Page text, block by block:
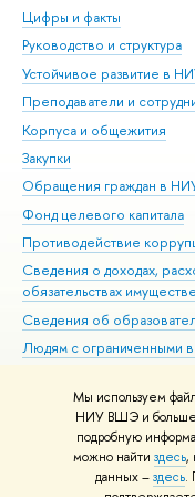
Мы используем
НИУ ВШЭ и
подробную
можно найти здесь,
данных –здесь.
Цифры и факты
Руководство и структура
Устойчивое развитие в
Преподаватели и
Корпуса и общежития
Закупки
Обращения граждан в
Фонд целевого капитала
Противодействие
Сведения о доходах,
обязательствах
Сведения об
Людям с ограниченными
Работа в Вышке